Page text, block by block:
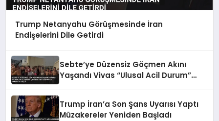
Trump Netanyahu Görüşmesinde İran
Endişelerini Dile Getirdi
Sebte’ye Düzensiz Göçmen Akını
Yaşandı Vivas “Ulusal Acil Durum”
Trump İran’a Son Şans Uyarısı Yaptı
Müzakereler Yeniden Başladı